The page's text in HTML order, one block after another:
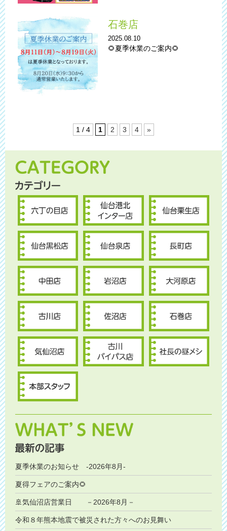
石巻店
2025.08.10
🌻夏季休業のご案内🌻
1 / 4 1 2 3 4 »
夏季休業のお知らせ -2026年8月-
夏得フェアのご案内🌻
🚢気仙沼店営業日 －2026年8月－
令和８年熊本地震で被災された方々へのお見舞い